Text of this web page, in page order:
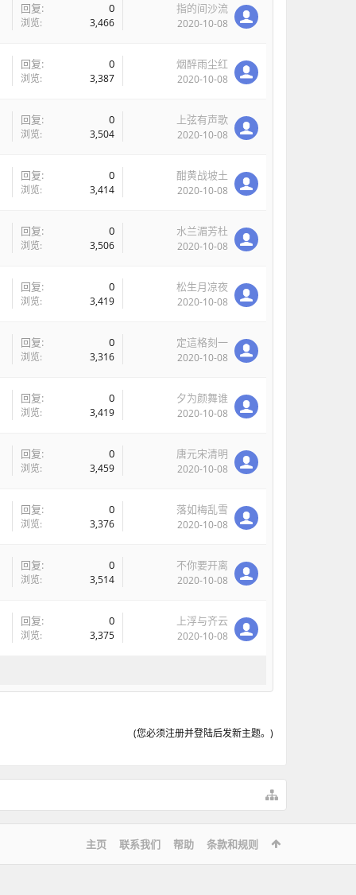
回复: 0
浏览: 3,466
指的间沙流
2020-10-08
回复: 0
浏览: 3,387
烟醉雨尘红
2020-10-08
回复: 0
浏览: 3,504
上弦有声歌
2020-10-08
回复: 0
浏览: 3,414
酣黄战坡土
2020-10-08
回复: 0
浏览: 3,506
水兰湄芳杜
2020-10-08
回复: 0
浏览: 3,419
松生月凉夜
2020-10-08
回复: 0
浏览: 3,316
定這格刻一
2020-10-08
回复: 0
浏览: 3,419
夕为颜舞谁
2020-10-08
回复: 0
浏览: 3,459
唐元宋清明
2020-10-08
回复: 0
浏览: 3,376
落如梅乱雪
2020-10-08
回复: 0
浏览: 3,514
不你要开离
2020-10-08
回复: 0
浏览: 3,375
上浮与齐云
2020-10-08
(您必须注册并登陆后发新主题。)
主页 联系我们 帮助 条款和规则